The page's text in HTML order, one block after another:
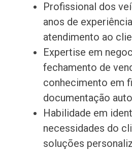
Profissional dos
anos de
atendimento ao
Expertise em
fechamento de
conhecimento em
documentação
Habilidade em
necessidades do
soluções